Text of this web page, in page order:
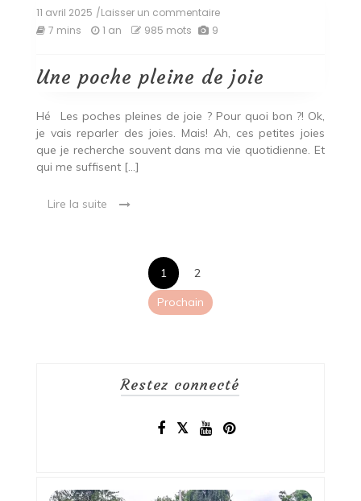
11 avril 2025 /Laisser un commentaireon
de
joie
7 mins 1 an 985 mots 9
Une poche pleine de joie
Hé
Les poches pleines de joie ? Pour quoi bon ?! Ok,
je vais reparler des joies. Mais! Ah, ces petites joies
que je recherche souvent dans ma vie quotidienne. Et
qui me suffisent […]
Lire la suite
Pagination
des
1
2
Prochain
Restez connecté